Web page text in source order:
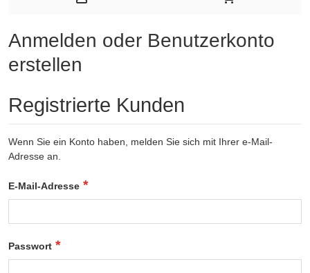
Anmelden oder Benutzerkonto
erstellen
Registrierte Kunden
Wenn Sie ein Konto haben, melden Sie sich mit Ihrer e-Mail-
Adresse an.
E-Mail-Adresse
Passwort